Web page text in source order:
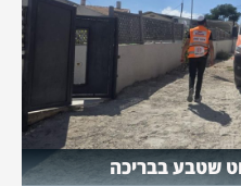
שטבע בבריכה